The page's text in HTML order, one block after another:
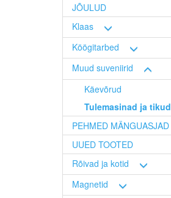
JÕULUD
Klaas
Köögitarbed
Muud suveniirid
Käevõrud
Tulemasinad ja tikud
PEHMED MÄNGUASJAD
UUED TOOTED
Rõivad ja kotid
Magnetid